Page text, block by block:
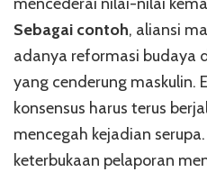
Sebagai contoh, aliansi
adanya reformasi budaya
yang cenderung maskulin.
konsensus harus terus
mencegah kejadian serupa.
keterbukaan pelaporan